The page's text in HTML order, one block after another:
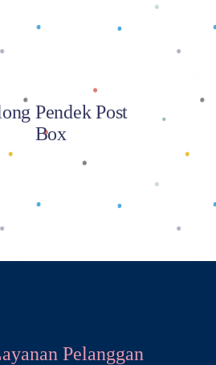
Pendek Post
Box
Pelanggan